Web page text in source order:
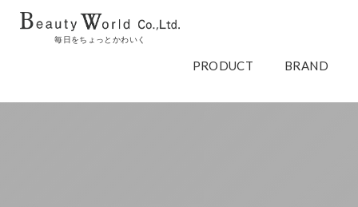
毎日をちょっとかわいく
PRODUCT BRAND